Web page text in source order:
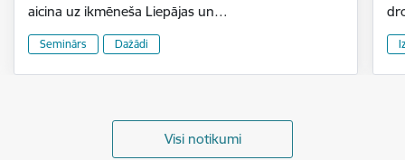
aicina uz ikmēneša Liepājas un…
Seminārs Dažādi
Visi notikumi